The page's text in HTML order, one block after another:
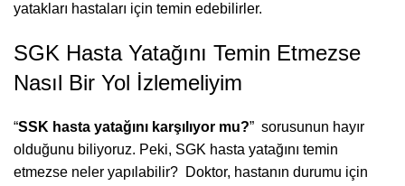
yatakları hastaları için temin edebilirler.
SGK Hasta Yatağını Temin Etmezse
Nasıl Bir Yol İzlemeliyim
“SSK hasta yatağını karşılıyor mu?” sorusunun hayır
olduğunu biliyoruz. Peki, SGK hasta yatağını temin
etmezse neler yapılabilir? Doktor, hastanın durumu için